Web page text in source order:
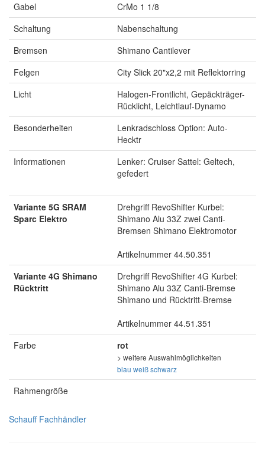
Gabel
CrMo 1 1/8
Schaltung
Nabenschaltung
Bremsen
Shimano Cantilever
Felgen
City Slick 20"x2,2 mit Reflektorring
Licht
Halogen-Frontlicht, Gepäckträger-
Rücklicht, Leichtlauf-Dynamo
Besonderheiten
Lenkradschloss Option: Auto-
Hecktr
Informationen
Lenker: Cruiser Sattel: Geltech,
gefedert
Variante 5G SRAM
Sparc Elektro
Drehgriff RevoShifter Kurbel:
Shimano Alu 33Z zwei Canti-
Bremsen Shimano Elektromotor
Artikelnummer 44.50.351
Variante 4G Shimano
Rücktritt
Drehgriff RevoShifter 4G Kurbel:
Shimano Alu 33Z Canti-Bremse
Shimano und Rücktritt-Bremse
Artikelnummer 44.51.351
Farbe
rot
> weitere Auswahlmöglichkeiten
blau weißschwarz
Rahmengröße
Schauff Fachhändler